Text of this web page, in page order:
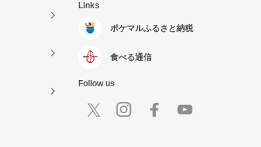
Links
ポケマルふるさと納税
食べる通信
Follow us